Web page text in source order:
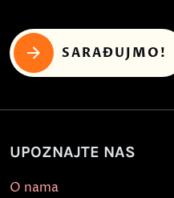
SARAĐUJMO!
UPOZNAJTE NAS
O nama